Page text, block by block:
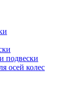
подвески
осей колес